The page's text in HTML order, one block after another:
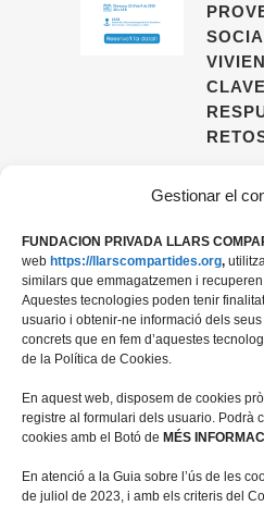
Gestionar el
FUNDACION PRIVADA LLARS
web https://llarscompartides.org,
similars que emmagatzemen i
Aquestes tecnologies poden tenir
usuario i obtenir-ne informació dels
concrets que en fem d’aquestes
de la Política de Cookies.
En aquest web, disposem de cookies
registre al formulari dels usuario. Podrà
cookies amb el Botó de MÉS
En atenció a la Guia sobre l’ús de les
de juliol de 2023, i amb els criteris del
08028 Barcelona